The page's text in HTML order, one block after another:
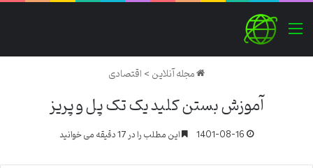
منو
مجله آنلاین>اقتصادی
آموزش بستن کلید یک تک پل و پریز
1401-08-16 این مطلب را در 17 دقیقه می خوانید